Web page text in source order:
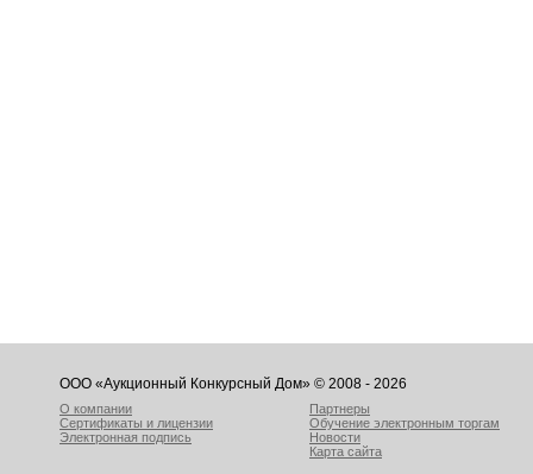
ООО «Аукционный Конкурсный Дом» © 2008 - 2026
О компании
Сертификаты и лицензии
Электронная подпись
Партнеры
Обучение электронным торгам
Новости
Карта сайта